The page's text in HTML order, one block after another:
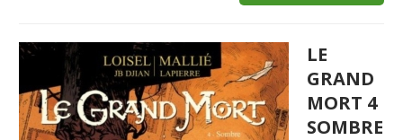
LE
GRAND
MORT 4
SOMBRE